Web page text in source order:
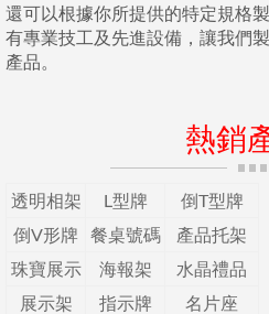
還可以根據你所提供的特定規格
有專業技工及先進設備，讓我們
產品。
熱銷
透明相架 L型牌
倒T型牌
倒V形牌
餐桌號碼
產品托架
珠寶展示
海報架
水晶禮品
展示架
指示牌
名片座